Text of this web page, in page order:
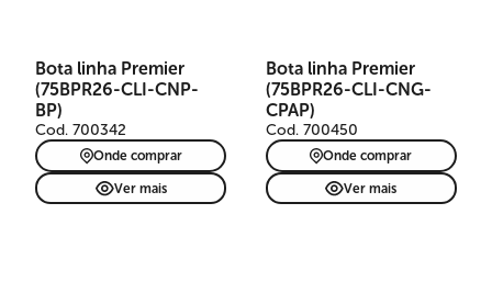
Bota linha Premier
(75BPR26-CLI-CNP-
BP)
Cod. 700342
Onde comprar
Ver mais
Bota linha Premier
(75BPR26-CLI-CNG-
CPAP)
Cod. 700450
Onde comprar
Ver mais